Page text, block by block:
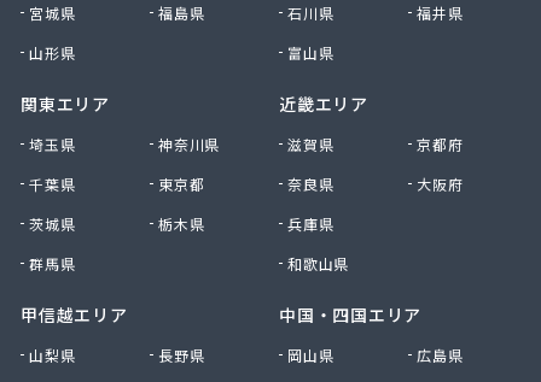
宮城県
福島県
山形県
関東エリア
埼玉県
神奈川県
千葉県
東京都
茨城県
栃木県
群馬県
甲信越エリア
山梨県
長野県
石川県
福井県
富山県
近畿エリア
滋賀県
京都府
奈良県
大阪府
兵庫県
和歌山県
中国・四国エリア
岡山県
広島県